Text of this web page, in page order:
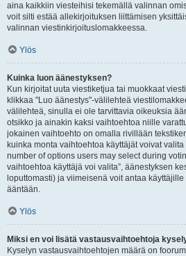
aina kaikkiin viesteihisi tekemällä valinnan
voit silti estää allekirjoituksen liittämisen
valinnan viestinkirjoituslomakkeessa.
Ylös
Kuinka luon äänestyksen?
Kun kirjoitat uuta viestiketjua tai muokkaat
klikkaa "Luo äänestys"-välilehteä
välilehteä, sinulla ei ole tarvittavia oikeuksia
otsikko ja ainakin kaksi vaihtoehtoa niille
jokainen vaihtoehto on omalla rivillään
kuinka monta vaihtoehtoa käyttäjät voivat
number of options users may select during
vaihtoehtoa käyttäjä voi valita”, äänestyksen
loputtomasti) ja viimeisenä voit antaa
ääntään.
Ylös
Miksi en voi lisätä vastausvaihtoehtoja
Kyselyn vastausvaihtoehtojen määrä on